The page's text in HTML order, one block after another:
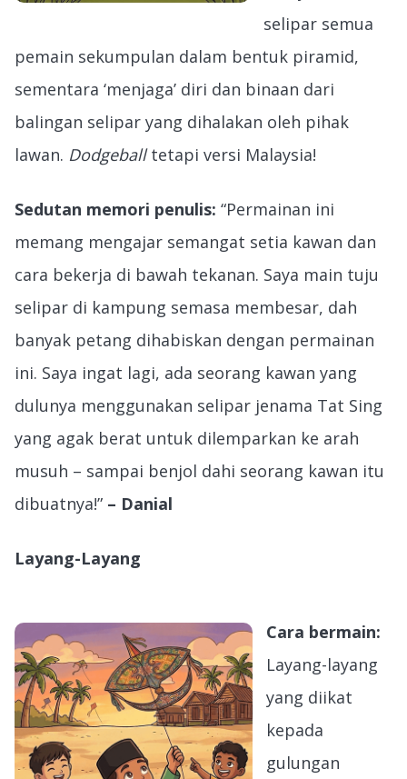
selipar semua
pemain sekumpulan dalam bentuk piramid,
sementara ‘menjaga’ diri dan binaan dari
balingan selipar yang dihalakan oleh pihak
lawan. Dodgeballtetapi versi Malaysia!
Sedutan memori penulis: “Permainan ini
memang mengajar semangat setia kawan dan
cara bekerja di bawah tekanan. Saya main tuju
selipar di kampung semasa membesar, dah
banyak petang dihabiskan dengan permainan
ini. Saya ingat lagi, ada seorang kawan yang
dulunya menggunakan selipar jenama Tat Sing
yang agak berat untuk dilemparkan ke arah
musuh – sampai benjol dahi seorang kawan itu
dibuatnya!” – Danial
Layang-Layang
Cara bermain:
Layang-layang
yang diikat
kepada
gulungan